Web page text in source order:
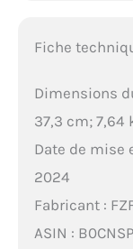
Fiche
Dimensions
37,3 cm;
Date de mise
2024
Fabricant :
ASIN :